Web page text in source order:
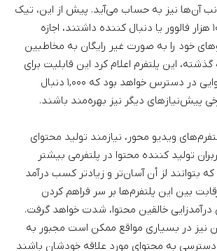
آن‌ها نیز به حساب می‌آید. پیش از این، تیک
تاک به کاربرانی که ۱۰ هزار فالوور یا دنبال کننده داشتند، اجازه
خود را به صورت غیر رایگان به مخاطبین
گذشته، این پلتفرم اعلام کرد این قابلیت برای
تولید کنندگان محتوایی در دسترس خواهد بود که ۱,۰۰۰ دنبال
پیش‌نیازهای دیگر نیز بهره‌مند باشند.
ویدیو محور، نیازمند تولید محتوای
تولید کننده محتوا در پلتفرمی بیشتر
بتوانند لز أن آسان‌تر و زیادتر کسب درآمد
بین این پلتفرم‌ها بر سر فراهم کردن
درآمدزایی خالقین محتوا، شدت خواهد گرفت.
نیز در بسیاری مواقع ممکن است مجبور به
دسترسی به محتوای مورد علاقه خودشان باشند